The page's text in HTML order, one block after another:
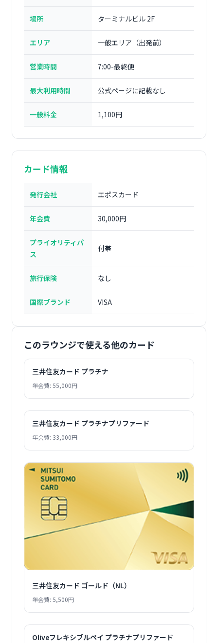
場所 ターミナルビル 2F
エリア 一般エリア（出発前）
営業時間 7:00-最終便
最大利用時間 公式ページに記載なし
一般料金 1,100円
カード情報
発行会社 エポスカード
年会費 30,000円
プライオリティパ
ス
付帯
旅行保険 なし
国際ブランド VISA
このラウンジで使える他のカード
三井住友カード プラチナ
年会費: 55,000円
三井住友カード プラチナプリファード
年会費: 33,000円
三井住友カード ゴールド（NL）
年会費: 5,500円
Oliveフレキシブルペイ プラチナプリファード